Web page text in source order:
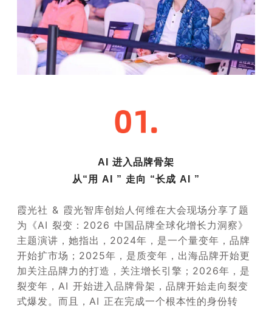
AI 进入品牌骨架
从“用 AI ” 走向 “长成 AI ”
霞光社 & 霞光智库创始人何维在大会现场分享了题
为《AI 裂变：2026 中国品牌全球化增长力洞察》
主题演讲，她指出，2024年，是一个量变年，品牌
开始扩市场；2025年，是质变年，出海品牌开始更
加关注品牌力的打造，关注增长引擎；2026年，是
裂变年，AI 开始进入品牌骨架，品牌开始走向裂变
式爆发。而且，AI 正在完成一个根本性的身份转